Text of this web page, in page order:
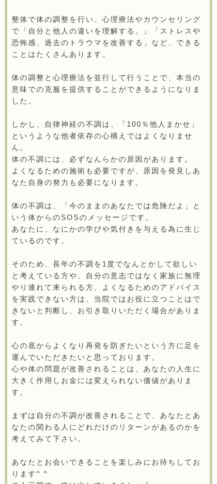
整体で体の調整を行い、心理療法やカウンセリング
で「自分と他人の違いを理解する。」「ストレスや
恐怖感、過去のトラウマを改善する」など、できる
ことはたくさんあります。
体の調整と心理療法を並行して行うことで、本当の
意味での克服を提供することができるようになりま
した。
しかし、自律神経の不調は、「100％他人まかせ」
というような他者依存の心構えではよくなりませ
ん。
体の不調には、必ずなんらかの原因があります。
よくなるための施術も必要ですが、原因を発見しあ
なた自身の努力も必要になります。
体の不調は、「今のままのあなたでは危険だよ」と
いう体からのSOSのメッセージです。
あなたに、なにかの学びや気付きを与える為に生じ
ているのです。
そのため、長年の不調を1度でなんとかして欲しい
と考えている方や、自分の意志ではなく家族に無理
やり連れて来られる方、よくなるためのアドバイス
を実践できない方は、当院ではお役に立つことはで
きないと判断し、お引き取りいただく場合がありま
す。
心の底からよくなり再発を防ぎたいという方に足を
運んでいただきたいと思っております。
心や体の問題が改善されることは、あなたの人生に
大きく作用しお金には変えられない価値がありま
す。
まずは自分の不調が改善されることで、あなたとあ
なたの関わる人にどれだけのリターンがあるのかを
考えてみて下さい。
あなたとお会いできることを楽しみにお待ちしてお
ります^ ^